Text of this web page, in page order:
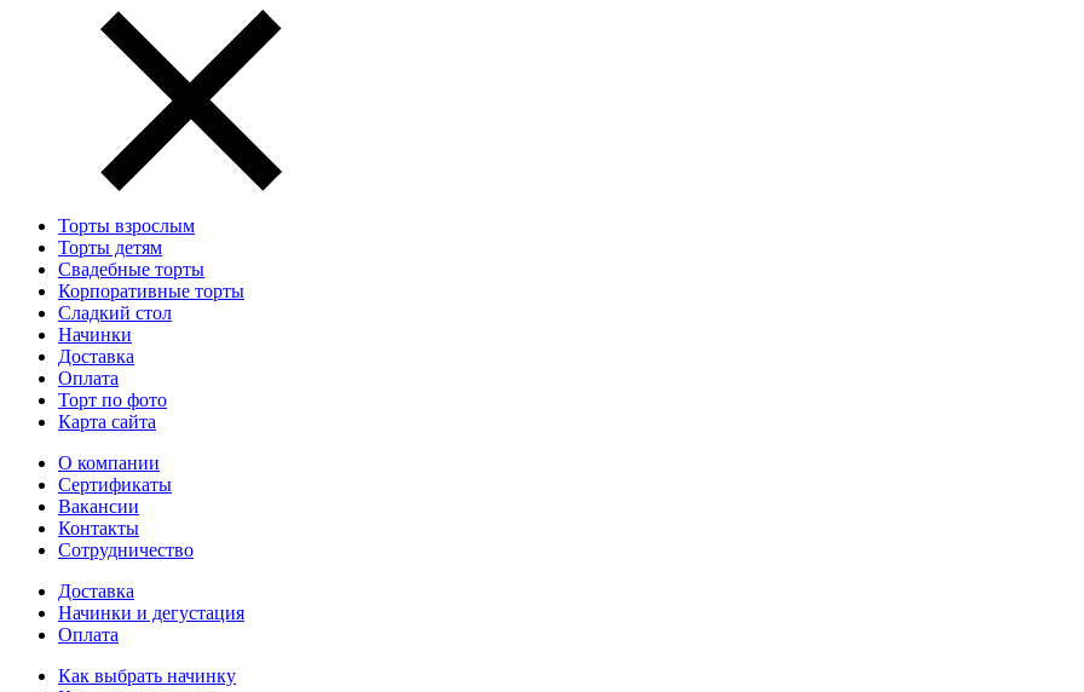
Торты взрослым
Торты детям
Свадебные торты
Корпоративные торты
Сладкий стол
Начинки
Доставка
Оплата
Торт по фото
Карта сайта
О компании
Сертификаты
Вакансии
Контакты
Сотрудничество
Доставка
Начинки и дегустация
Оплата
Как выбрать начинку